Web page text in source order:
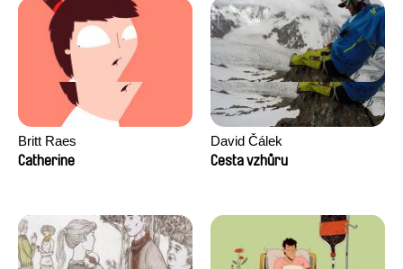
Britt Raes
Catherine
David Čálek
Cesta vzhůru